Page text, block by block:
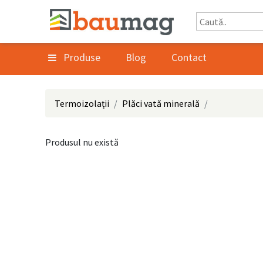
Produse Blog Contact
Termoizolații Plăci vată minerală
Produsul nu există